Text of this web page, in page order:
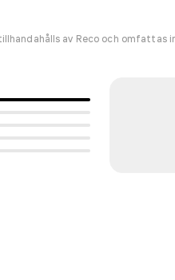
av Reco och omfattas